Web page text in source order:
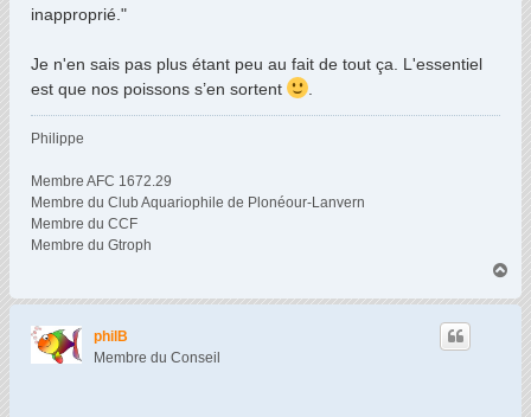
inapproprié."
Je n'en sais pas plus étant peu au fait de tout ça. L'essentiel
est que nos poissons s’en sortent
Philippe
Membre AFC 1672.29
Membre du Club Aquariophile de Plonéour-Lanvern
Membre du CCF
Membre du Gtroph
u
philB
Membre du Conseil